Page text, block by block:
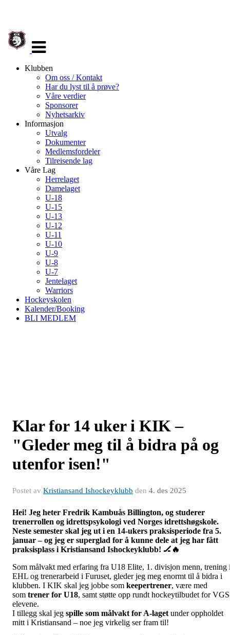
navigasjon
Klubben
Om oss / Kontakt
Har du lyst til å prøve?
Våre verdier
Sponsorer
Nyhetsarkiv
Informasjon
Utvalg
Dokumenter
Medlemsfordeler
Tilreisende lag
Våre Lag
Herrelaget
Damelaget
U-18
U-15
U-13
U-12
U-11
U-10
U-9
U-8
U-7
Jentelaget
Warriors
Hockeyskolen
Kalender/Booking
BLI MEDLEM
Klar for 14 uker i KIK –
"Gleder meg til å bidra på og
utenfor isen!"
Postet av Kristiansand Ishockeyklubb den 4. des 2025
Hei! Jeg heter Fredrik Kambuås Billington, og studerer
trenerrollen og idrettspsykologi ved Norges idrettshøgskole.
Neste semester skal jeg ut i en 14-ukers praksisperiode fra 5.
januar – og jeg er superglad for å kunne dele at jeg har fått
praksisplass i Kristiansand Ishockeyklubb! 🏒🔥
Som målvakt med erfaring fra U18 Elite, 1. divisjon menn, trening
EHL og trenerarbeid i Furuset, gleder jeg meg enormt til å bidra i
klubben. I KIK skal jeg jobbe som keepertrener, være med
som trener for U18, samt støtte opp rundt hockeytilbudet for
elevene.
I tillegg skal jeg spille som målvakt for A-laget under oppholdet
mitt i Kristiansand – noe jeg virkelig ser fram til!